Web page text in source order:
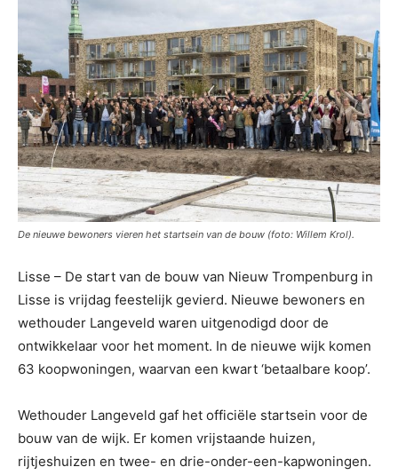
De nieuwe bewoners vieren het startsein van de bouw (foto: Willem Krol).
Lisse – De start van de bouw van Nieuw Trompenburg in
Lisse is vrijdag feestelijk gevierd. Nieuwe bewoners en
wethouder Langeveld waren uitgenodigd door de
ontwikkelaar voor het moment. In de nieuwe wijk komen
63 koopwoningen, waarvan een kwart ‘betaalbare koop’.
Wethouder Langeveld gaf het officiële startsein voor de
bouw van de wijk. Er komen vrijstaande huizen,
rijtjeshuizen en twee- en drie-onder-een-kapwoningen.